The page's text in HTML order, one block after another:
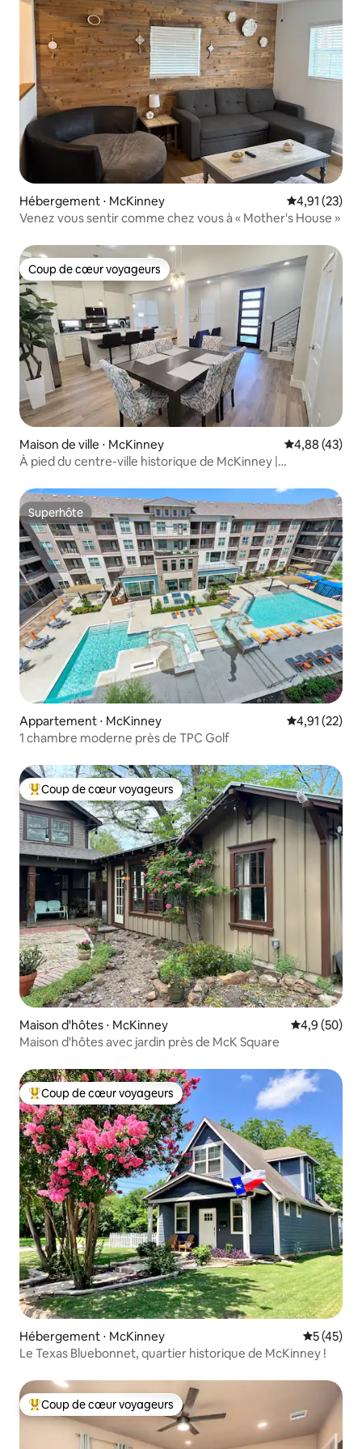
Hébergement ⋅ McKinney Évaluation
4,91 (23)
Venez vous sentir comme chez vous à « Mother's House »
Coup de cœur voyageurs
Coup de cœur voyageurs
Maison de ville ⋅ McKinney Évaluation
4,88 (43)
À pied du centre-ville historique de McKinney |
Superhôte
Superhôte
Appartement ⋅ McKinney Évaluation
4,91 (22)
1 chambre moderne près de TPC Golf
Coups de cœur voyageurs les plus appréciés
Coup de cœur voyageurs
Maison d'hôtes ⋅ McKinney Évaluation
4,9 (50)
Maison d'hôtes avec jardin près de McK Square
Coups de cœur voyageurs les plus appréciés
Coup de cœur voyageurs
Hébergement ⋅ McKinney
5 (45)
Le Texas Bluebonnet, quartier historique de McKinney !
Coups de cœur voyageurs les plus appréciés
Coup de cœur voyageurs